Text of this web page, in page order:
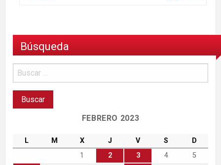
Búsqueda
FEBRERO 2023
L M X J V S
D
1
2 3 4
5